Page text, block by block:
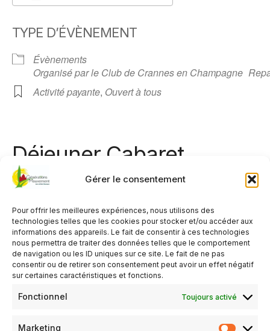
Gérer le consentement
Pour offrir les meilleures expériences, nous utilisons des
technologies telles que les cookies pour stocker et/ou accéder aux
informations des appareils. Le fait de consentir à ces technologies
nous permettra de traiter des données telles que le comportement
de navigation ou les ID uniques sur ce site. Le fait de ne pas
consentir ou de retirer son consentement peut avoir un effet négatif
sur certaines caractéristiques et fonctions.
Fonctionnel Toujours activé
Marketing
TYPE D’ÉVÈNEMENT
Évènements
Organisé par le Club de Crannes en Champagne
Activité payante, Ouvert à tous
Déjeuner Cabaret
12 ème édition
Avec ses chanteurs, danseuses, et autres …
Sans oublier notre fidèle animateur CLAUDE.
Rendez-vous à 12 heures dans la salle polyvalente.
Inscriptions limitées dès maintenant à